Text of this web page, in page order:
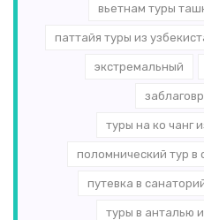
вьетнам туры
паттайя туры из
экстремальный
туры на ко чанг
поломнический тур в
путевка в
туры в анталью